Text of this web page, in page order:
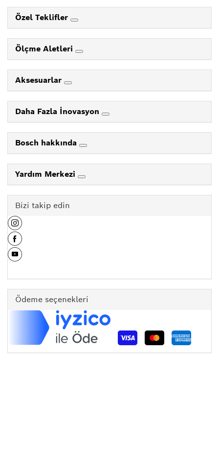
Özel Teklifler
Ölçme Aletleri
Aksesuarlar
Daha Fazla İnovasyon
Bosch hakkında
Yardım Merkezi
Bizi takip edin
Ödeme seçenekleri